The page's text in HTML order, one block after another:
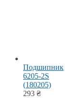
Подшипник
6205-2S
(180205)
293 ₴